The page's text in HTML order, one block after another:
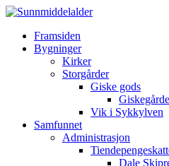
Framsiden
Bygninger
Kirker
Storgårder
Giske gods
Vik i Sykkylven
Samfunnet
Administrasjon
Dale